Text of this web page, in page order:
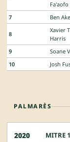
Fa'aofo
7 Ben Ake
8
Xavier
Harris
9 Soane
10
Josh
PALMARÈS
2020 MITRE